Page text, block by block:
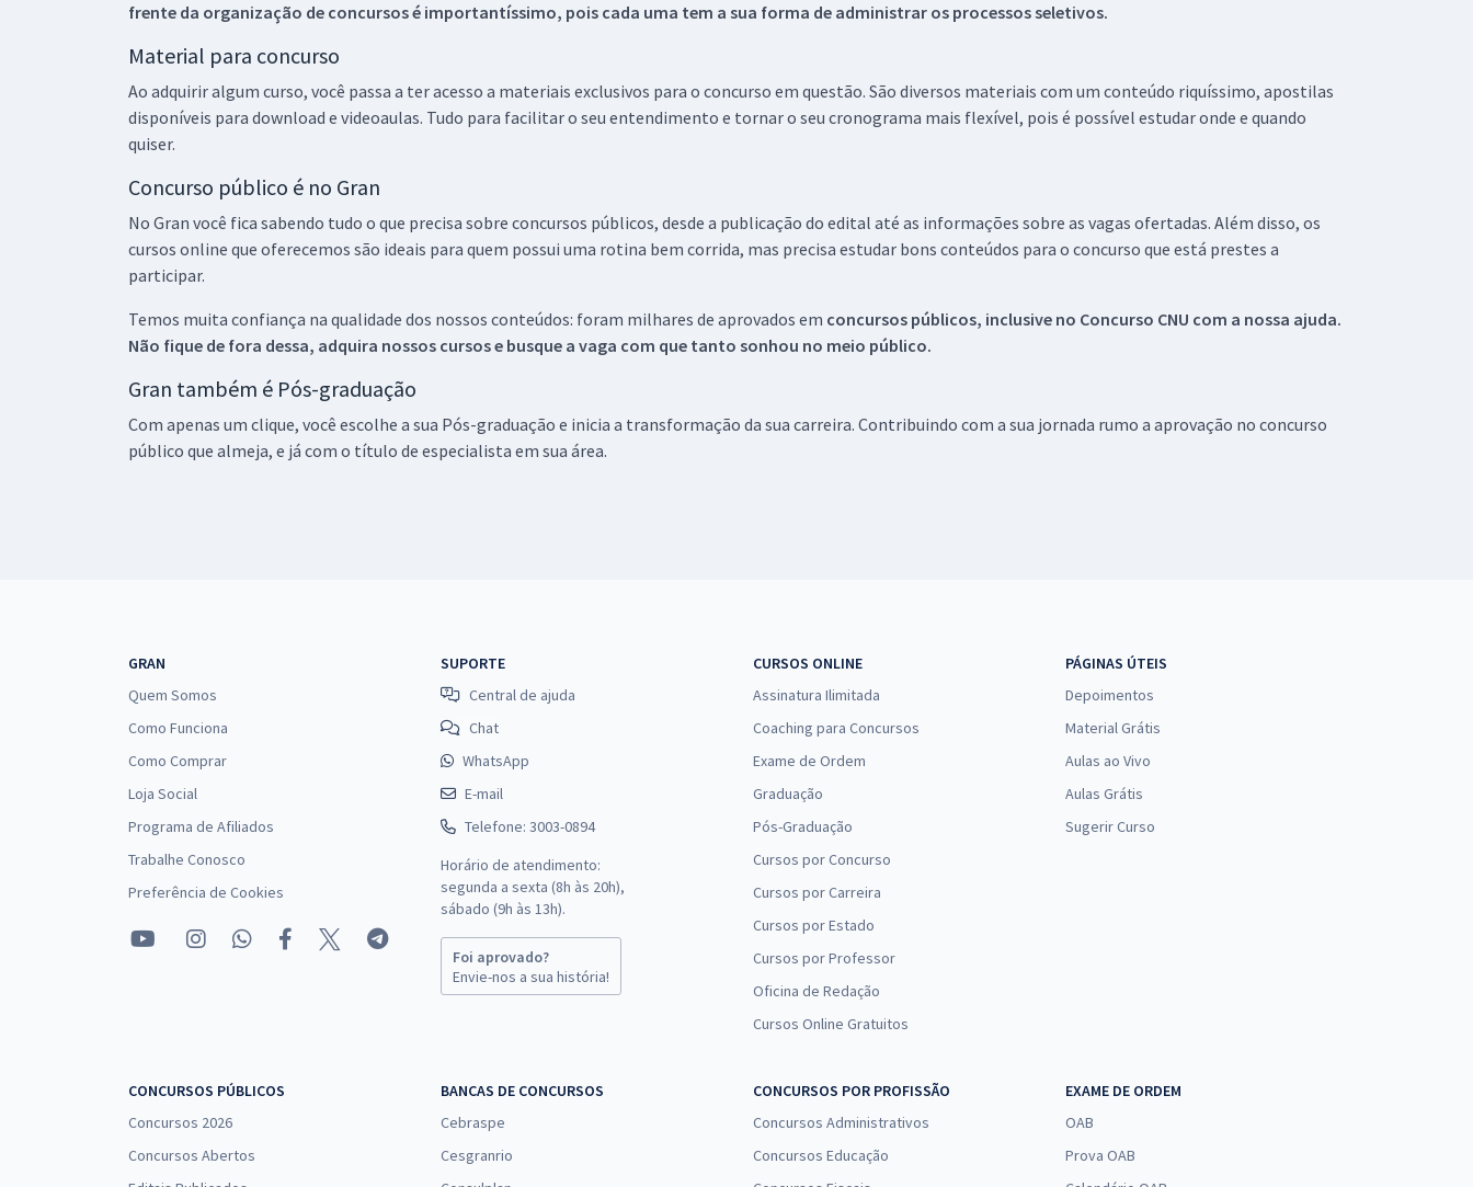
frente da organização de concursos é importantíssimo, pois cada uma tem a sua forma de administrar os processos seletivos.
Material para concurso
Ao adquirir algum curso, você passa a ter acesso a materiais exclusivos para o concurso em questão. São diversos materiais com um conteúdo riquíssimo, apostilas
disponíveis para download e videoaulas. Tudo para facilitar o seu entendimento e tornar o seu cronograma mais flexível, pois é possível estudar onde e quando
quiser.
Concurso público é no Gran
No Gran você fica sabendo tudo o que precisa sobre concursos públicos, desde a publicação do edital até as informações sobre as vagas ofertadas. Além disso, os
cursos online que oferecemos são ideais para quem possui uma rotina bem corrida, mas precisa estudar bons conteúdos para o concurso que está prestes a
participar.
Temos muita confiança na qualidade dos nossos conteúdos: foram milhares de aprovados em concursos públicos, inclusive no Concurso CNU com a nossa ajuda.
Não fique de fora dessa, adquira nossos cursos e busque a vaga com que tanto sonhou no meio público.
Gran também é Pós-graduação
Com apenas um clique, você escolhe a sua Pós-graduação e inicia a transformação da sua carreira. Contribuindo com a sua jornada rumo a aprovação no concurso
público que almeja, e já com o título de especialista em sua área.
GRAN
Quem Somos
Como Funciona
Como Comprar
Loja Social
Programa de Afiliados
Trabalhe Conosco
Preferência de Cookies
SUPORTE
Central de ajuda
Chat
WhatsApp
E-mail
Telefone: 3003-0894
Horário de atendimento:
segunda a sexta (8h às 20h),
sábado (9h às 13h).
Foi aprovado?
Envie-nos a sua história!
CURSOS ONLINE
Assinatura Ilimitada
Coaching para Concursos
Exame de Ordem
Graduação
Pós-Graduação
Cursos por Concurso
Cursos por Carreira
Cursos por Estado
Cursos por Professor
Oficina de Redação
Cursos Online Gratuitos
PÁGINAS ÚTEIS
Depoimentos
Material Grátis
Aulas ao Vivo
Aulas Grátis
Sugerir Curso
CONCURSOS PÚBLICOS
Concursos 2026
Concursos Abertos
BANCAS DE CONCURSOS
Cebraspe
Cesgranrio
CONCURSOS POR PROFISSÃO
Concursos Administrativos
Concursos Educação
EXAME DE ORDEM
OAB
Prova OAB